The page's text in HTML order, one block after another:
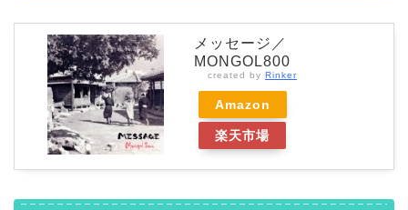
メッセージ／
MONGOL800
created by Rinker
Amazon
楽天市場